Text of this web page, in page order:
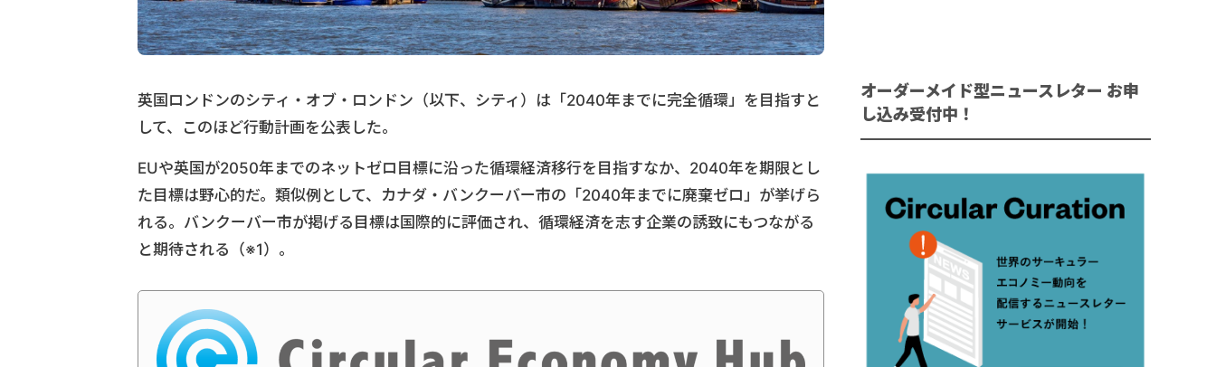
英国ロンドンのシティ・オブ・ロンドン（以下、シティ）は「2040年までに完全循環」を目指すと
して、このほど行動計画を公表した。
EUや英国が2050年までのネットゼロ目標に沿った循環経済移行を目指すなか、2040年を期限とし
た目標は野心的だ。類似例として、カナダ・バンクーバー市の「2040年までに廃棄ゼロ」が挙げら
れる。バンクーバー市が掲げる目標は国際的に評価され、循環経済を志す企業の誘致にもつながる
と期待される（※1）。
オーダーメイド型ニュースレター お申
し込み受付中！